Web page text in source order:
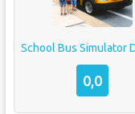
School Bus Simulator
0,0